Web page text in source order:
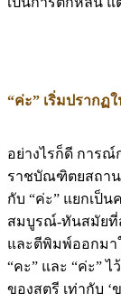
“ค่ะ” เริ่มปรากฏ
อย่างไรก็ดี การ
ราชบัณฑิตยสถาน
กับ “ค่ะ” แยกเป็
สมบูรณ์-ทันสมัยที่
และตีพิมพ์ออกมา
“คะ” และ “ค่ะ”
ของสตรี เท่ากับ ‘